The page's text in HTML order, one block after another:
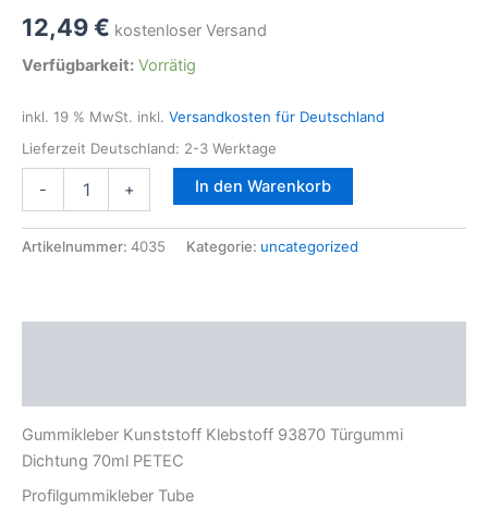
12,49€ kostenloser Versand
Verfügbarkeit: Vorrätig
inkl. 19 % MwSt. inkl. Versandkosten für Deutschland
Lieferzeit Deutschland: 2-3 Werktage
-
Gummikleber
Klebstoff
+ In den Warenkorb
Artikelnummer: 4035 Kategorie: uncategorized
Gummikleber Kunststoff Klebstoff 93870 Türgummi
Dichtung 70ml PETEC
Profilgummikleber Tube